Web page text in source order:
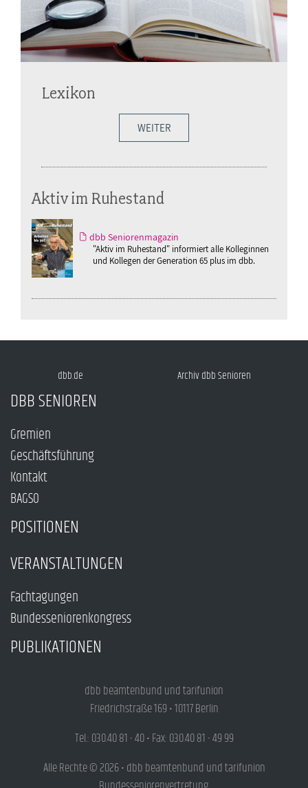
Lexikon
WEITER
Aktiv im Ruhestand
dbb Seniorenmagazin
"Aktiv im Ruhestand" informiert alle Kolleginnen
und Kollegen der Generation 65 plus im dbb.
dbb.de Archiv dbb Senioren
DBB SENIOREN
Gremien
Geschäftsführung
Kontakt
BAGSO
POSITIONEN
VERANSTALTUNGEN
Fachtagungen
Bundesseniorenkongress
PUBLIKATIONEN
dbb beamtenbund und tarifunion
Friedrichstraße 169 • 10117 Berlin
Tel.: 030.40 81 - 40 • Fax: 030.40 81 - 49 99
Alle Rechte © 2026 • dbb beamtenbund und tarifunion